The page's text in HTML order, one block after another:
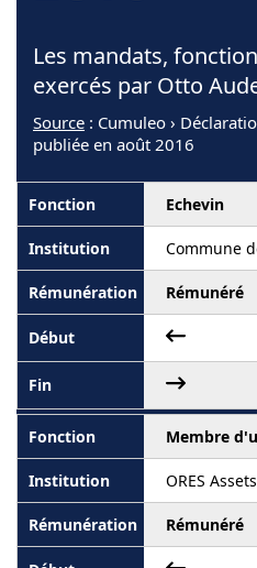
Les mandats,
exercés par Otto
Source : Cumuleo ›
publiée en août 2016
Echevin
Commune
Rémunéré
Membre
ORES Assets
Rémunéré